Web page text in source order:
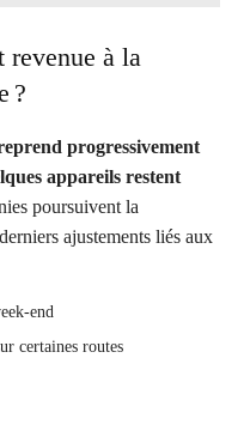
revenue à la
?
progressivement
appareils restent
poursuivent la
ajustements liés aux
end
certaines routes